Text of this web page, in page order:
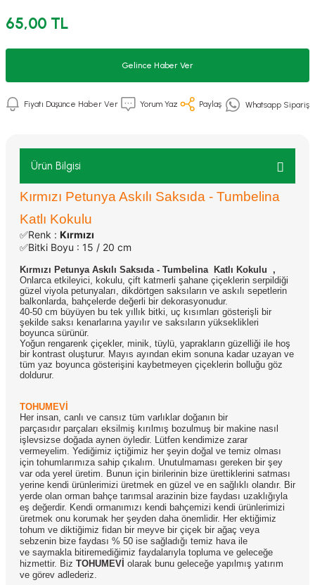
65,00 TL
Gelince Haber Ver
Fiyatı Düşünce Haber Ver Yorum Yaz Paylaş Whatsapp Sipariş
Ürün Bilgisi
Kırmızı Petunya Askılı Saksıda - Tumbelina
Katlı Kokulu
✅Renk : Kırmızı
✅Bitki Boyu : 15 / 20 cm
Kırmızı Petunya Askılı Saksıda - Tumbelina Katlı Kokulu
,
Onlarca etkileyici, kokulu, çift katmerli şahane çiçeklerin serpildiği
güzel viyola petunyaları, dikdörtgen saksıların ve askılı sepetlerin
balkonlarda, bahçelerde değerli bir dekorasyonudur.
40-50 cm büyüyen bu tek yıllık bitki, uç kısımları gösterişli bir
şekilde saksı kenarlarına yayılır ve saksıların yükseklikleri
boyunca sürünür.
Yoğun rengarenk çiçekler, minik, tüylü, yaprakların güzelliği ile hoş
bir kontrast oluşturur. Mayıs ayından ekim sonuna kadar uzayan ve
tüm yaz boyunca gösterişini kaybetmeyen çiçeklerin bolluğu göz
doldurur.
TOHUMEVİ
Her insan, canlı ve cansız tüm varlıklar doğanın bir
parçasıdır parçaları eksilmiş kırılmış bozulmuş bir makine nasıl
işlevsizse doğada aynen öyledir. Lütfen kendimize zarar
vermeyelim. Yediğimiz içtiğimiz her şeyin doğal ve temiz olması
için tohumlarımıza sahip çıkalım. Unutulmaması gereken bir şey
var oda yerel üretim. Bunun için birilerinin bize ürettiklerini satması
yerine kendi ürünlerimizi üretmek en güzel ve en sağlıklı olandır. Bir
yerde olan orman bahçe tarımsal arazinin bize faydası uzaklığıyla
eş değerdir. Kendi ormanımızı kendi bahçemizi kendi ürünlerimizi
üretmek onu korumak her şeyden daha önemlidir. Her ektiğimiz
tohum ve diktiğimiz fidan bir meyve bir çiçek bir ağaç veya
sebzenin bize faydası % 50 ise sağladığı temiz hava ile
ve saymakla bitiremediğimiz faydalarıyla topluma ve geleceğe
hizmettir. Biz TOHUMEVİ olarak bunu geleceğe yapılmış yatırım
ve görev adlederiz.